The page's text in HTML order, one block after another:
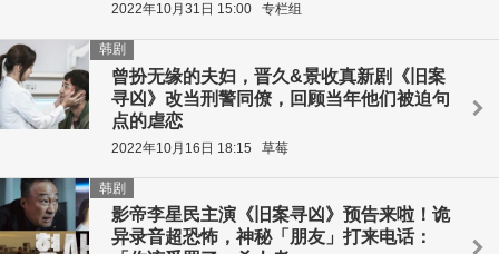
2022年10月31日 15:00 专栏组
曾扮无缘的夫妇，晋久&景收真新剧《旧案
寻凶》改当刑警同僚，回顾当年他们被迫句
点的虐恋
韩剧
2022年10月16日 18:15 草莓
影帝李星民主演《旧案寻凶》预告来啦！诡
异录音超恐怖，神秘「朋友」打来电话：
韩剧